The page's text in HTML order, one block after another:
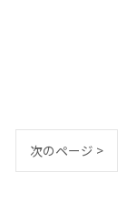
次のページ >